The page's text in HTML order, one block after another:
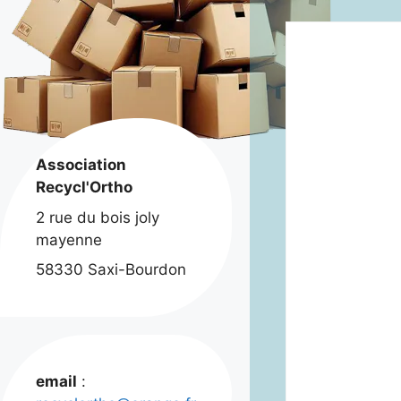
Association
Recycl'Ortho
2 rue du bois joly
mayenne
58330 Saxi-Bourdon
email :